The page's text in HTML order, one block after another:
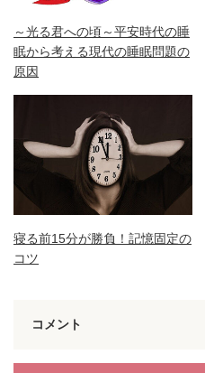
～光る君への頃～平安時代の睡
眠から考える現代の睡眠問題の
原因
寝る前15分が勝負！記憶固定の
コツ
コメント